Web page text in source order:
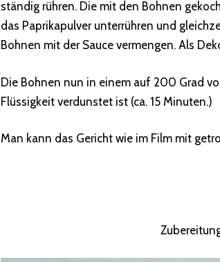
ständig rühren. Die mit den Bohnen
das Paprikapulver unterrühren und
Bohnen mit der Sauce vermengen. Als
Die Bohnen nun in einem auf 200 Grad
Flüssigkeit verdunstet ist (ca. 15 Minuten.)
Man kann das Gericht wie im Film mit